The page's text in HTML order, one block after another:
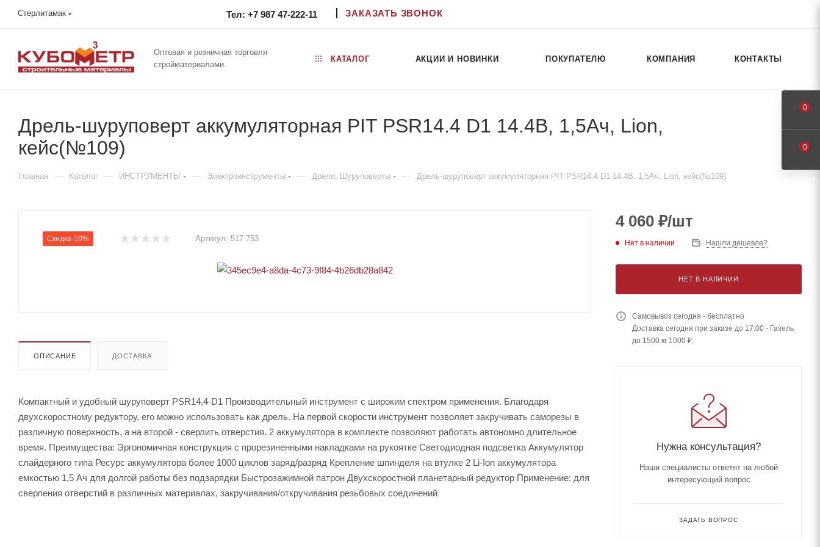
Стерлитамак Тел: +7 987 47-222-11 ЗАКАЗАТЬ ЗВОНОК
Оптовая и розничная торговля
стройматериалами.
КАТАЛОГ АКЦИИ И НОВИНКИ ПОКУПАТЕЛЮ КОМПАНИЯ КОНТАКТЫ
Дрель-шуруповерт аккумуляторная PIT PSR14.4 D1 14.4В, 1,5Ач, Lion,
кейс(№109)
Главная — Каталог — ИНСТРУМЕНТЫ — Электроинструменты — Дрели, Шуруповерты — Дрель-шуруповерт аккумуляторная PIT PSR14.4 D1 14.4В, 1,5Ач, Lion, кейс(№109)
Скидка-10% Артикул: 517 753
ОПИСАНИЕ ДОСТАВКА
Компактный и удобный шуруповерт PSR14,4-D1 Производительный инструмент с широким спектром применения. Благодаря
двухскоростному редуктору, его можно использовать как дрель. На первой скорости инструмент позволяет закручивать саморезы в
различную поверхность, а на второй - сверлить отверстия. 2 аккумулятора в комплекте позволяют работать автономно длительное
время. Преимущества: Эргономичная конструкция с прорезиненными накладками на рукоятке Светодиодная подсветка Аккумулятор
слайдерного типа Ресурс аккумулятора более 1000 циклов заряд/разряд Крепление шпинделя на втулке 2 Li-Ion аккумулятора
емкостью 1,5 Ач для долгой работы без подзарядки Быстрозажимной патрон Двухскоростной планетарный редуктор Применение: для
сверления отверстий в различных материалах, закручивания/откручивания резьбовых соединений
4 060 ₽/шт
Нет в наличии Нашли дешевле?
НЕТ В НАЛИЧИИ
Самовывоз сегодня - бесплатно
Доставка сегодня при заказе до 17:00 - Газель
до 1500 кг 1000 ₽,
Нужна консультация?
Наши специалисты ответят на любой
интересующий вопрос
ЗАДАТЬ ВОПРОС
0
0